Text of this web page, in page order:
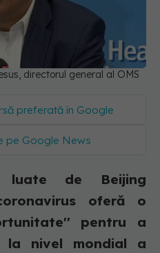
directorul general al OMS
preferată în Google
pe Google News
luate de Beijing
oferă o
pentru a
la nivel mondial a